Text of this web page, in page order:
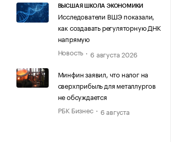
ВЫСШАЯ ШКОЛА ЭКОНОМИКИ
Исследователи ВШЭ показали,
как создавать регуляторную ДНК
напрямую
Новость
6 августа 2026
Минфин заявил, что налог на
сверхприбыль для металлургов
не обсуждается
РБК Бизнес
6 августа